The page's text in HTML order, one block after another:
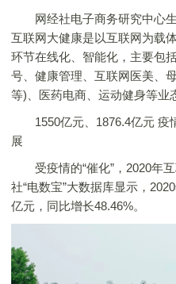
网经社电子商务研究中心生
互联网大健康是以互联网为载
环节在线化、智能化，主要包
号、健康管理、互联网医美、
等)、医药电商、运动健身等业
1550亿元、1876.4亿元 疫
展
受疫情的“催化”，2020年互
社“电数宝”大数据库显示，
亿元，同比增长48.46%。